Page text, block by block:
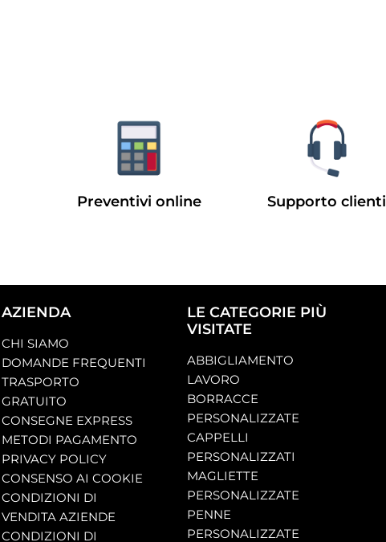
Preventivi online Supporto clienti
AZIENDA
CHI SIAMO
DOMANDE FREQUENTI
TRASPORTO
GRATUITO
CONSEGNE EXPRESS
METODI PAGAMENTO
PRIVACY POLICY
CONSENSO AI COOKIE
CONDIZIONI DI
VENDITA AZIENDE
CONDIZIONI DI
LE CATEGORIE PIÙ
VISITATE
ABBIGLIAMENTO
LAVORO
BORRACCE
PERSONALIZZATE
CAPPELLI
PERSONALIZZATI
MAGLIETTE
PERSONALIZZATE
PENNE
PERSONALIZZATE